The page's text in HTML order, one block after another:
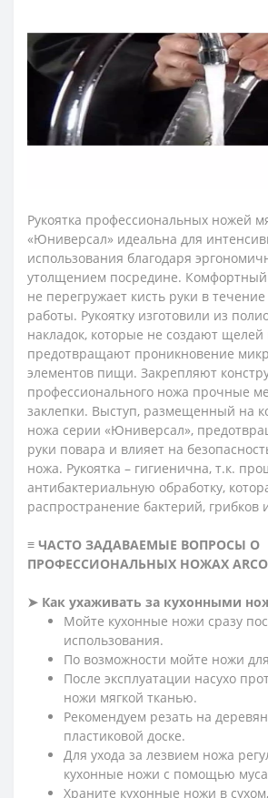
Лезвие ножа для мяса изготовили из
нержавеющей стали NITRUM, которая
сверхвысокую режущую
твердость и коррозиестойкость. В
ножа для разделки мяса долго не
поэтому изделие имеет долгий срок
Рукоятка профессиональных ножей
«Юниверсал» идеальна для
использования благодаря
утолщением посредине. Комфортный
не перегружает кисть руки в
работы. Рукоятку изготовили из
накладок, которые не создают щелей
предотвращают проникновение
элементов пищи. Закрепляют
профессионального ножа прочные
заклепки. Выступ, размещенный на
ножа серии «Юниверсал»,
руки повара и влияет на
ножа. Рукоятка – гигиенична, т.к.
антибактериальную обработку,
распространение бактерий, грибков
≡ ЧАСТО ЗАДАВАЕМЫЕ ВОПРОСЫ О
ПРОФЕССИОНАЛЬНЫХ НОЖАХ
➤ Как ухаживать за кухонными
Мойте кухонные ножи сразу
использования.
По возможности мойте ножи
После эксплуатации насухо
ножи мягкой тканью.
Рекомендуем резать на
пластиковой доске.
Для ухода за лезвием ножа
кухонные ножи с помощью
Храните кухонные ножи в